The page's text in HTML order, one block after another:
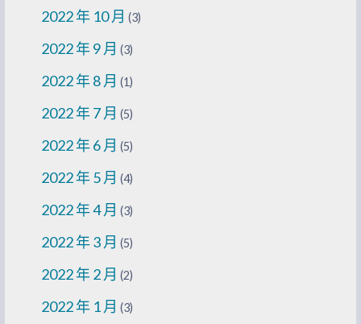
2022 年 10 月 (3)
2022 年 9 月 (3)
2022 年 8 月 (1)
2022 年 7 月 (5)
2022 年 6 月 (5)
2022 年 5 月 (4)
2022 年 4 月 (3)
2022 年 3 月 (5)
2022 年 2 月 (2)
2022 年 1 月 (3)